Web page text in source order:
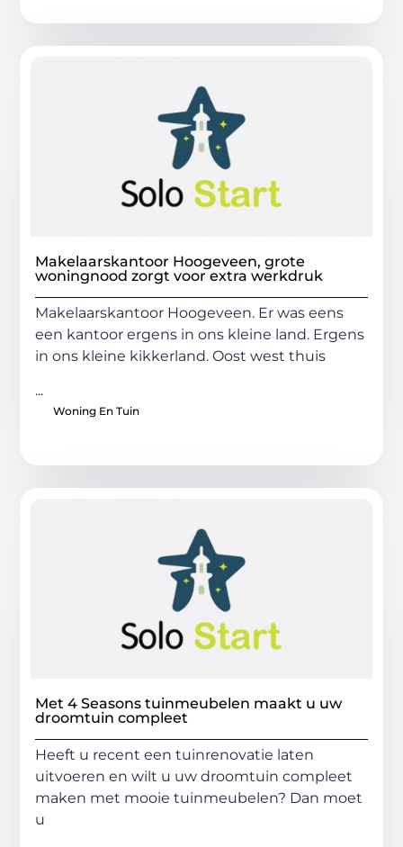
Makelaarskantoor Hoogeveen, grote
woningnood zorgt voor extra werkdruk
Makelaarskantoor Hoogeveen. Er was eens
een kantoor ergens in ons kleine land. Ergens
in ons kleine kikkerland. Oost west thuis
...
Woning En Tuin
Met 4 Seasons tuinmeubelen maakt u uw
droomtuin compleet
Heeft u recent een tuinrenovatie laten
uitvoeren en wilt u uw droomtuin compleet
maken met mooie tuinmeubelen? Dan moet
u